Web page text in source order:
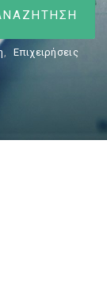
, Επιχειρήσεις